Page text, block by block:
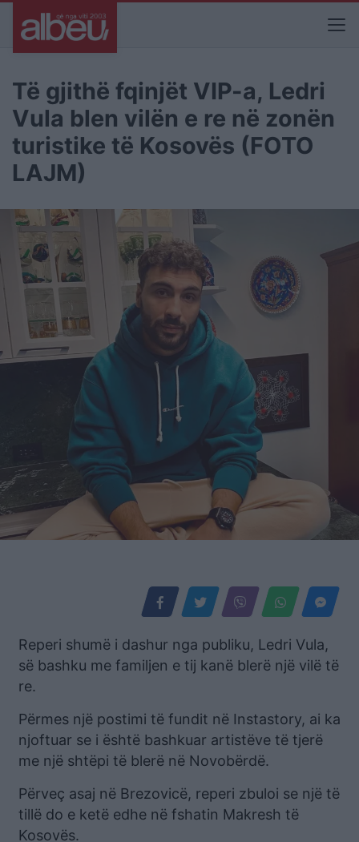
Të gjithë fqinjët VIP-a, Ledri
Vula blen vilën e re në zonën
turistike të Kosovës (FOTO
LAJM)
Reperi shumë i dashur nga publiku, Ledri Vula,
së bashku me familjen e tij kanë blerë një vilë të
re.
Përmes një postimi të fundit në Instastory, ai ka
njoftuar se i është bashkuar artistëve të tjerë
me një shtëpi të blerë në Novobërdë.
Përveç asaj në Brezovicë, reperi zbuloi se një të
tillë do e ketë edhe në fshatin Makresh të
Kosovës.